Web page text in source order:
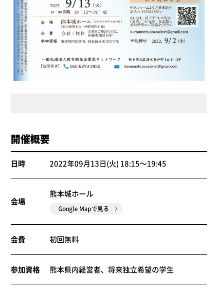
開催概要
日時 2022年09月13日(火) 18:15～19:45
会場
熊本城ホール
Google Mapで見る
会費 初回無料
参加資格 熊本県内経営者、将来独立希望の学生